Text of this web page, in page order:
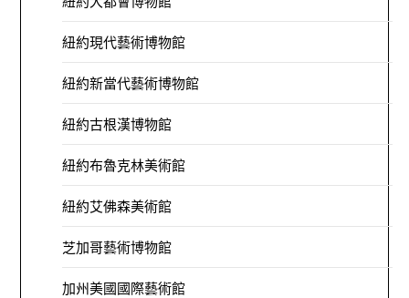
紐約現代藝術博物館
紐約新當代藝術博物館
紐約古根漢博物館
紐約布魯克林美術館
紐約艾佛森美術館
芝加哥藝術博物館
加州美國國際藝術館